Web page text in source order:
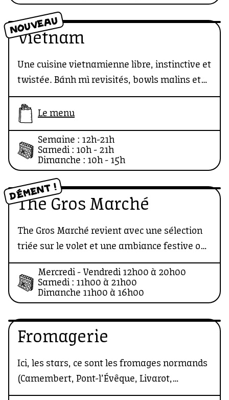
ou juste parce que "tiens, j’ai envie de fleurs",
il y a toujours une bonne raison de repartir
avec un bouquet sous le bras.
NOUVEAU
Vietnam
Une cuisine vietnamienne libre, instinctive et
twistée. Bánh mì revisités, bowls malins et
recettes qui changent au fil des saisons. Ici,
on suit le goût — et ça tombe très juste.
Le menu
Semaine : 12h-21h
Samedi : 10h - 21h
Dimanche : 10h - 15h
DÉMENT !
The Gros Marché
The Gros Marché revient avec une sélection
triée sur le volet et une ambiance festive où
tu viens autant chiner que t’amuser.
Mercredi - Vendredi 12h00 à 20h00
Samedi : 11h00 à 21h00
Dimanche 11h00 à 16h00
Fromagerie
Ici, les stars, ce sont les fromages normands
(Camembert, Pont-l’Évêque, Livarot,
Neufchâtel…). Mais pas que : on voyage